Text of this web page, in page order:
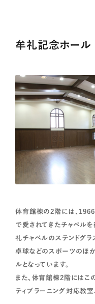
牟礼記念ホール
体育館棟の2階には、
で愛されてきたチャペル
礼チャペルのステンドグラ
卓球などのスポーツのほ
ルとなっています。
また、体育館棟2階にはこ
ティブラーニング対応教室